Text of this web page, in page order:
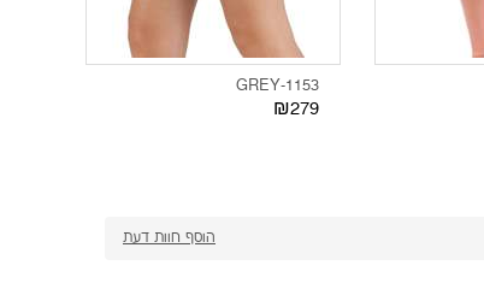
1153-GREY
₪279
הוסף חוות דעת